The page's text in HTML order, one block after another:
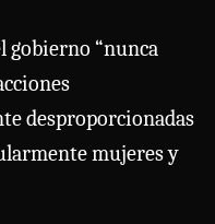
gobierno “nunca
desproporcionadas
mujeres y